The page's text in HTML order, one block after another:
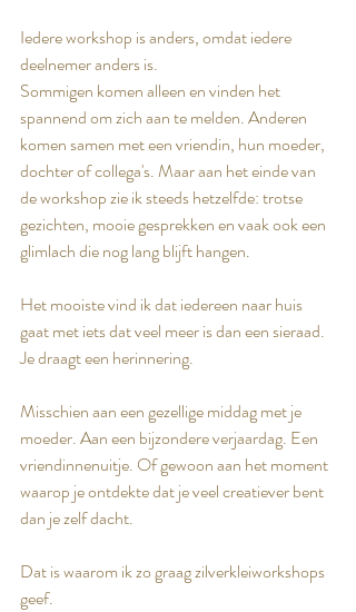
Iedere workshop is anders, omdat iedere
deelnemer anders is.
Sommigen komen alleen en vinden het
spannend om zich aan te melden. Anderen
komen samen met een vriendin, hun moeder,
dochter of collega's. Maar aan het einde van
de workshop zie ik steeds hetzelfde: trotse
gezichten, mooie gesprekken en vaak ook een
glimlach die nog lang blijft hangen.
Het mooiste vind ik dat iedereen naar huis
gaat met iets dat veel meer is dan een sieraad.
Je draagt een herinnering.
Misschien aan een gezellige middag met je
moeder. Aan een bijzondere verjaardag. Een
vriendinnenuitje. Of gewoon aan het moment
waarop je ontdekte dat je veel creatiever bent
dan je zelf dacht.
Dat is waarom ik zo graag zilverkleiworkshops
geef.